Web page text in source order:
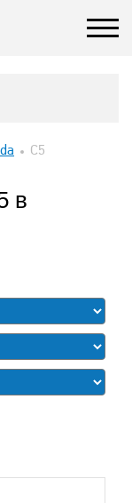
C5
в